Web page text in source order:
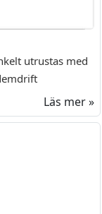
utrustas med
Läs mer »